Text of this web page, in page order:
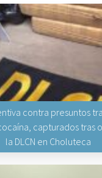
contra presuntos
capturados tras
la DLCN en Choluteca